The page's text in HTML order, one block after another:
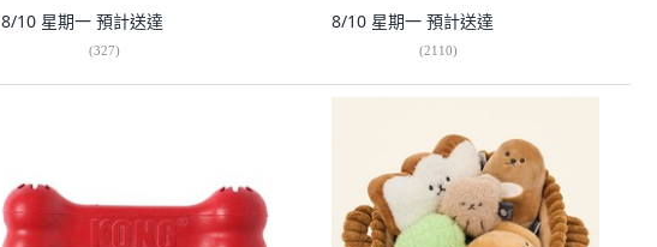
8/10 星期一 預計送達
(327)
8/10 星期一 預計送達
(2110)